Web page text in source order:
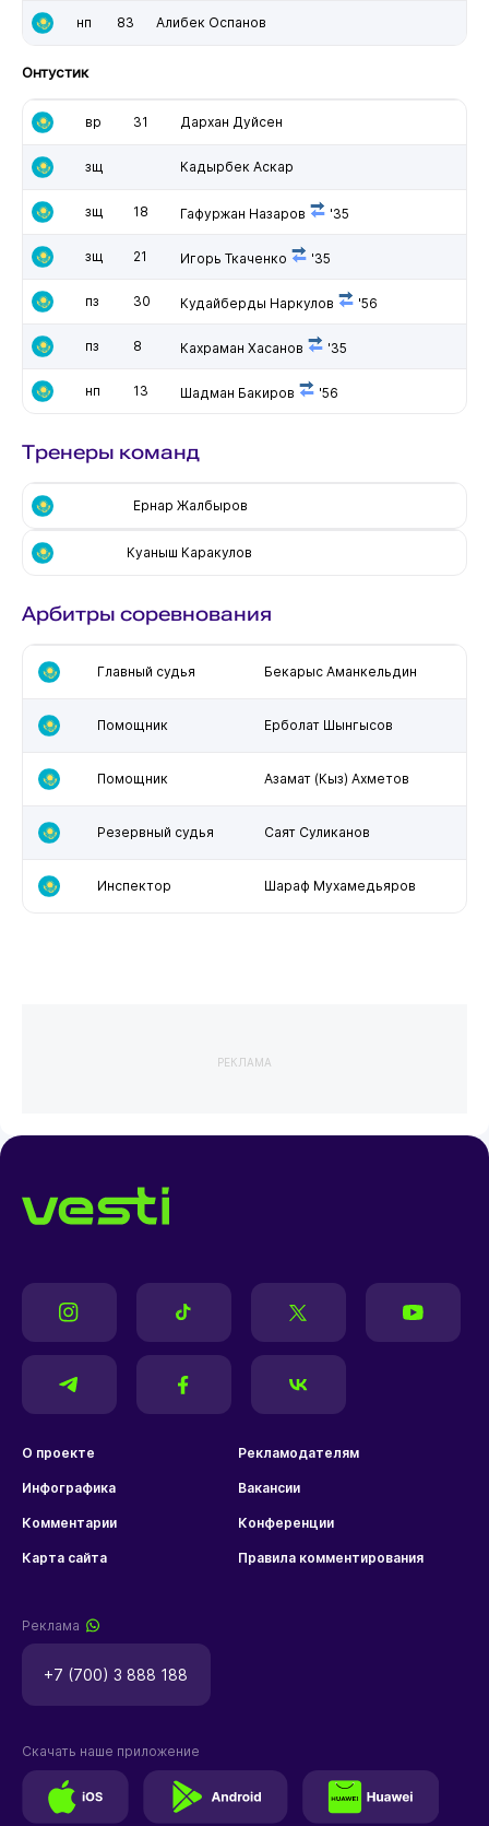
нп 83 Алибек Оспанов
Онтустик
вр 31 Дархан Дуйсен
зщ Кадырбек Аскар
зщ 18 Гафуржан Назаров '35
зщ 21 Игорь Ткаченко '35
пз 30 Кудайберды Наркулов '56
пз 8 Кахраман Хасанов '35
нп 13 Шадман Бакиров '56
Тренеры команд
Ернар Жалбыров
Куаныш Каракулов
Арбитры соревнования
Главный судья Бекарыс Аманкельдин
Помощник Ерболат Шынгысов
Помощник Азамат (Кыз) Ахметов
Резервный судья Саят Суликанов
Инспектор Шараф Мухамедьяров
РЕКЛАМА
О проекте Рекламодателям
Инфографика Вакансии
Комментарии Конференции
Карта сайта Правила комментирования
Реклама
+7 (700) 3 888 188
Скачать наше приложение